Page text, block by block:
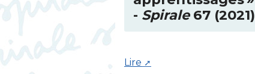
- Spirale67 (2021)
Lire